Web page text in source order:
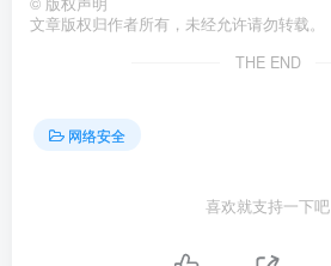
文章版权归作者所有，未经允许请勿转载。
THE END
网络安全
喜欢就支持一下吧